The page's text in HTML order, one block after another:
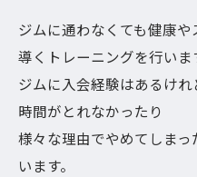
ジムに通わなくても健康
導くトレーニングを行いま
ジムに入会経験はあるけ
時間がとれなかったり
様々な理由でやめてしま
います。